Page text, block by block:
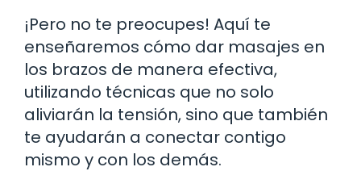
¡Pero no te preocupes! Aquí te
enseñaremos cómo dar masajes en
los brazos de manera efectiva,
utilizando técnicas que no solo
aliviarán la tensión, sino que también
te ayudarán a conectar contigo
mismo y con los demás.